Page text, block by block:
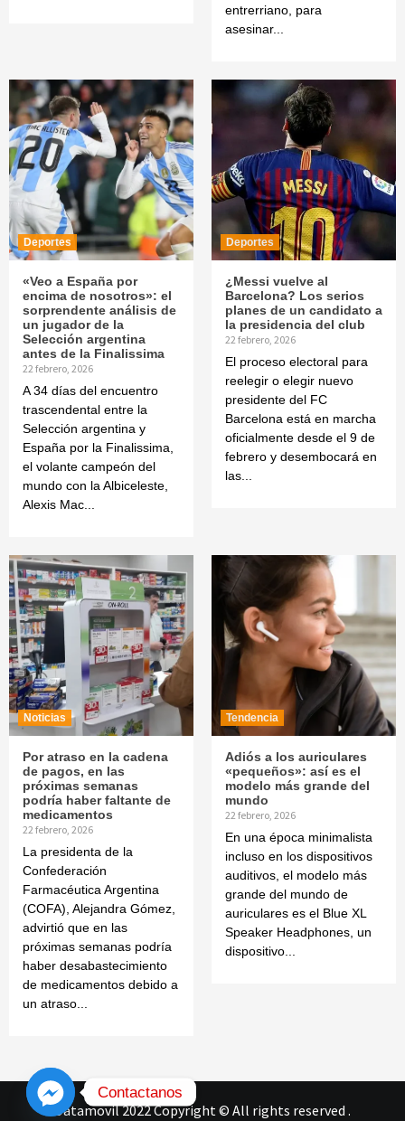
entrerriano, para
asesinar...
Deportes
«Veo a España por
encima de nosotros»: el
sorprendente análisis de
un jugador de la
Selección argentina
antes de la Finalissima
22 febrero, 2026
A 34 días del encuentro
trascendental entre la
Selección argentina y
España por la Finalissima,
el volante campeón del
mundo con la Albiceleste,
Alexis Mac...
Deportes
¿Messi vuelve al
Barcelona? Los serios
planes de un candidato a
la presidencia del club
22 febrero, 2026
El proceso electoral para
reelegir o elegir nuevo
presidente del FC
Barcelona está en marcha
oficialmente desde el 9 de
febrero y desembocará en
las...
Noticias
Por atraso en la cadena
de pagos, en las
próximas semanas
podría haber faltante de
medicamentos
22 febrero, 2026
La presidenta de la
Confederación
Farmacéutica Argentina
(COFA), Alejandra Gómez,
advirtió que en las
próximas semanas podría
haber desabastecimiento
de medicamentos debido a
un atraso...
Tendencia
Adiós a los auriculares
«pequeños»: así es el
modelo más grande del
mundo
22 febrero, 2026
En una época minimalista
incluso en los dispositivos
auditivos, el modelo más
grande del mundo de
auriculares es el Blue XL
Speaker Headphones, un
dispositivo...
Datamovil 2022 Copyright © All rights reserved .
Contactanos